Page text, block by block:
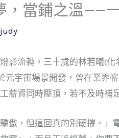
，當鋪之溫——
judy
影流轉，三十歲的林若曦(
元宇宙場景開發，曾在業界
薪資同時壓頂，若不及時補
驕傲，但這回真的別硬撐。